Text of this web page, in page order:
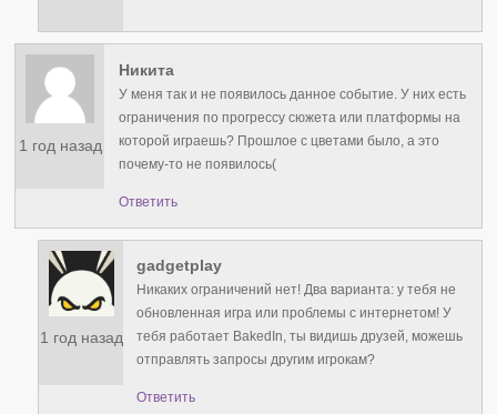
1 год назад
Никита
У меня так и не появилось данное событие. У них есть
ограничения по прогрессу сюжета или платформы на
которой играешь? Прошлое с цветами было, а это
почему-то не появилось(
Ответить
1 год назад
gadgetplay
Никаких ограничений нет! Два варианта: у тебя не
обновленная игра или проблемы с интернетом! У
тебя работает BakedIn, ты видишь друзей, можешь
отправлять запросы другим игрокам?
Ответить